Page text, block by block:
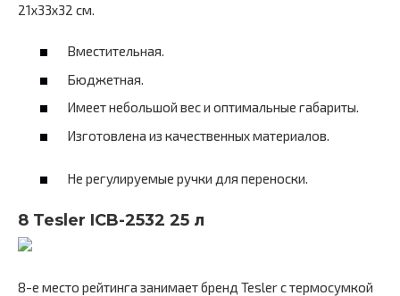
21х33х32 см.
Вместительная.
Бюджетная.
Имеет небольшой вес и оптимальные габариты.
Изготовлена из качественных материалов.
Не регулируемые ручки для переноски.
8 Tesler ICB-2532 25 л
8-е место рейтинга занимает бренд Tesler с термосумкой